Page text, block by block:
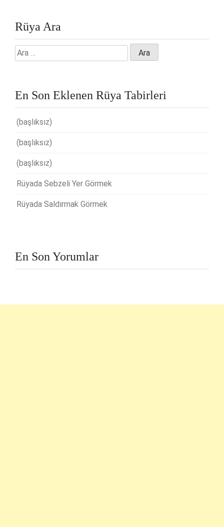
Rüya Ara
Arama:
En Son Eklenen Rüya Tabirleri
(başlıksız)
(başlıksız)
(başlıksız)
Rüyada Sebzeli Yer Görmek
Rüyada Saldırmak Görmek
En Son Yorumlar